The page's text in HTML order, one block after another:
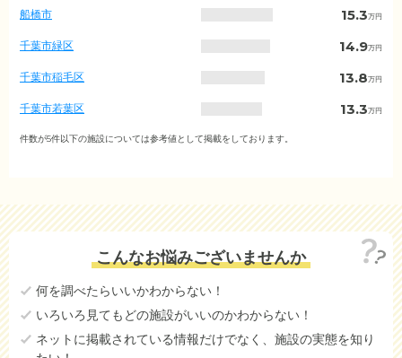
金
相
場
区
村
船橋市 15.3万円
千葉市緑区 14.9万円
千葉市稲毛区 13.8万円
千葉市若葉区 13.3万円
市原市
9.2
松戸市 5.7
10.0
野田市(参考値)
件数が5件以下の施設については参考値として掲載をしております。
こんなお悩みございませんか
何を調べたらいいかわからない！
いろいろ見てもどの施設がいいのかわからない！
ネットに掲載されている情報だけでなく、施設の実態を知り